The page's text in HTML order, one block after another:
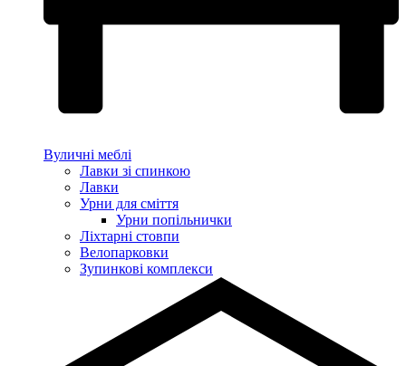
Вуличні меблі
Лавки зі спинкою
Лавки
Урни для сміття
Урни попільнички
Ліхтарні стовпи
Велопарковки
Зупинкові комплекси